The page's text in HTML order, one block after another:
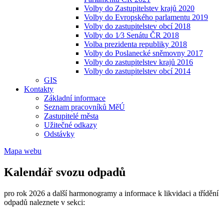
Volby do Zastupitelstev krajů 2020
Volby do Evropského parlamentu 2019
Volby do zastupitelstev obcí 2018
Volby do 1⁄3 Senátu ČR 2018
Volba prezidenta republiky 2018
Volby do Poslanecké sněmovny 2017
Volby do zastupitelstev krajů 2016
Volby do zastupitelstev obcí 2014
GIS
Kontakty
Základní informace
Seznam pracovníků MěÚ
Zastupitelé města
Užitečné odkazy
Odstávky
Mapa webu
Kalendář svozu odpadů
pro rok 2026 a další harmonogramy a informace k likvidaci a třídění
odpadů naleznete v sekci: